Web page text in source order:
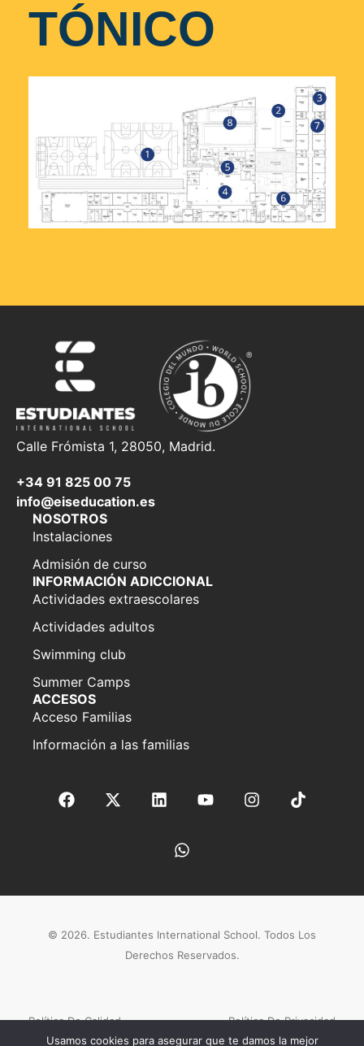
TÓNICO
Calle Frómista 1, 28050, Madrid.
+34 91 825 00 75
info@eiseducation.es
NOSOTROS
Instalaciones
Admisión de curso
INFORMACIÓN ADICCIONAL
Actividades extraescolares
Actividades adultos
Swimming club
Summer Camps
ACCESOS
Acceso Familias
Información a las familias
© 2026. Estudiantes International School. Todos Los
Derechos Reservados.
Política De Calidad
Política De Privacidad
Usamos cookies para asegurar que te damos la mejor